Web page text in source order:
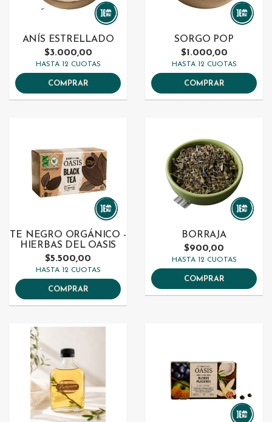
ANÍS ESTRELLADO
$3.000,00
HASTA 12 CUOTAS
COMPRAR
SORGO POP
$1.000,00
HASTA 12 CUOTAS
COMPRAR
TE NEGRO ORGÁNICO -
HIERBAS DEL OASIS
$5.500,00
HASTA 12 CUOTAS
COMPRAR
BORRAJA
$900,00
HASTA 12 CUOTAS
COMPRAR